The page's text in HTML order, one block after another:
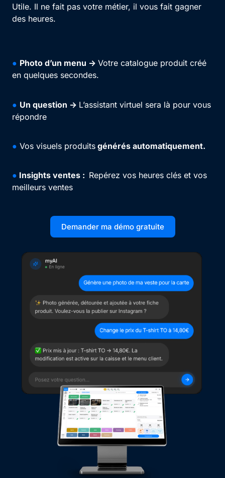
Utile. Il ne fait pas votre métier, il vous fait gagner
des heures.
● Photo d’un menu -> Votre catalogue produit créé
en quelques secondes.
● Un question -> L’assistant virtuel sera là pour vous
répondre
● Vos visuels produits générés automatiquement.
● Insights ventes : Repérez vos heures clés et vos
meilleurs ventes
Demander ma démo gratuite